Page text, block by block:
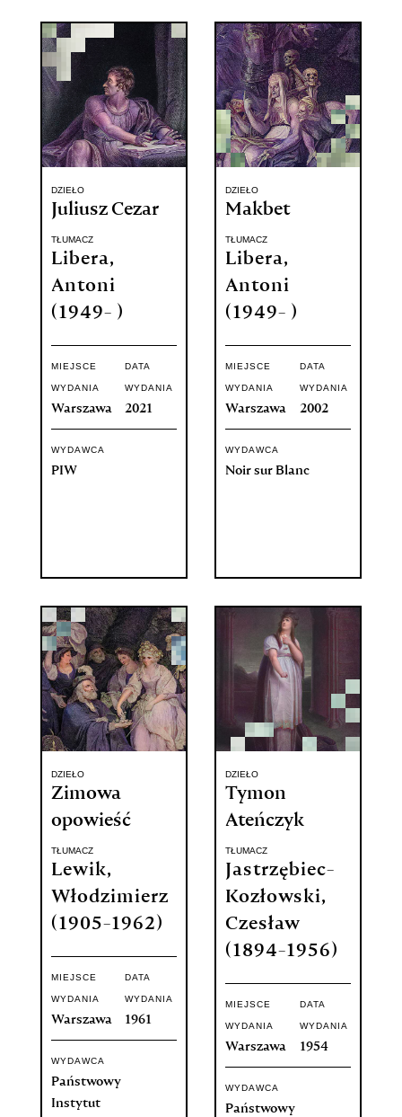
DZIEŁO
Juliusz Cezar
TŁUMACZ
Libera,
Antoni
(1949- )
MIEJSCE
WYDANIA
Warszawa
DATA
WYDANIA
2021
WYDAWCA
PIW
DZIEŁO
Makbet
TŁUMACZ
Libera,
Antoni
(1949- )
MIEJSCE
WYDANIA
Warszawa
DATA
WYDANIA
2002
WYDAWCA
Noir sur Blanc
DZIEŁO
Zimowa
opowieść
TŁUMACZ
Lewik,
Włodzimierz
(1905-1962)
MIEJSCE
WYDANIA
Warszawa
DATA
WYDANIA
1961
WYDAWCA
Państwowy
Instytut
DZIEŁO
Tymon
Ateńczyk
TŁUMACZ
Jastrzębiec-
Kozłowski,
Czesław
(1894-1956)
MIEJSCE
WYDANIA
Warszawa
DATA
WYDANIA
1954
WYDAWCA
Państwowy